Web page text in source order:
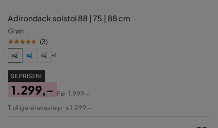
Adirondack solstol 88 | 75 | 88 cm
Grøn
(3)
+1
SE PRISEN!
Pris
1.299,-
Original
Før1.999,-
Tidligere laveste pris 1.299,-